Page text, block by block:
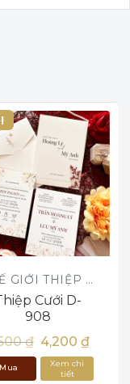
THẾ GIỚI THIỆP CƯỚI
Cưới D-
908
₫ Giá
gốc
là:
4,500 ₫.
4,200₫Giá
tại
Mua
Xem chi
tiết